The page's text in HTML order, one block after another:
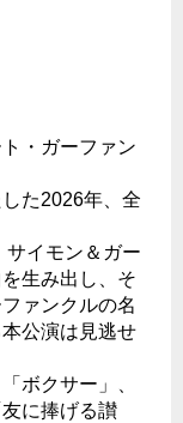
・ガーファン
た2026年、全
サイモン＆ガー
生み出し、そ
ァンクルの名
公演は見逃せ
ボクサー」、
に捧げる讃